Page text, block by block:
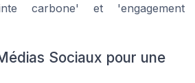
carbone' et 'engagement
Sociaux pour une